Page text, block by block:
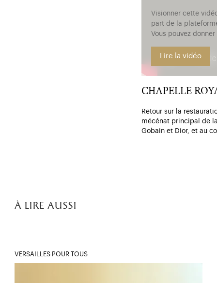
Visionner cette
part de la
Vous pouvez
Lire la vidéo
CHAPELLE
Retour sur la
mécénat principal de
Gobain et Dior, et au
à lire aussi
VERSAILLES POUR TOUS